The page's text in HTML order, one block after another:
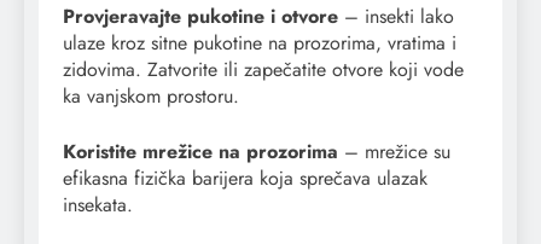
Provjeravajte pukotine i otvore – insekti lako
ulaze kroz sitne pukotine na prozorima, vratima i
zidovima. Zatvorite ili zapečatite otvore koji vode
ka vanjskom prostoru.
Koristite mrežice na prozorima – mrežice su
efikasna fizička barijera koja sprečava ulazak
insekata.